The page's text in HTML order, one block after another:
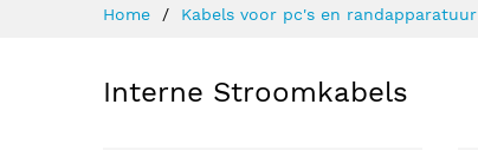
Home Kabels voor pc's en randapparatuur
Interne Stroomkabels